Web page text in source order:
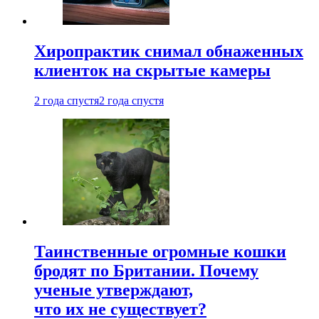
Хиропрактик снимал обнаженных
клиенток на скрытые камеры
2 года спустя2 года спустя
Таинственные огромные кошки
бродят по Британии. Почему
ученые утверждают,
что их не существует?